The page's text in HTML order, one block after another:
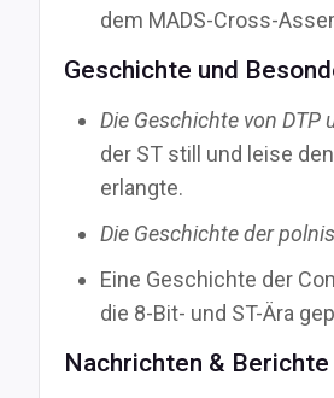
dem MADS-Cross-
Geschichte und
Die Geschichte von DTP
der ST still und leise
erlangte.
Die Geschichte der
Eine Geschichte der
die 8-Bit- und ST-Ära
Nachrichten & Berichte